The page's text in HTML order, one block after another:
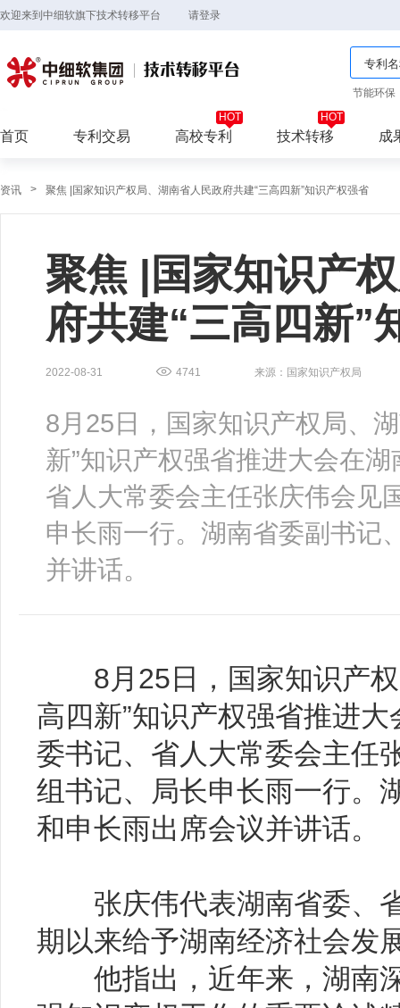
欢迎来到中细软旗下技术转移平台 请登录
节能环保
首页 专利交易 高校专利 技术转移 成
资讯 > 聚焦 |国家知识产权局、湖南省人民政府共建“三高四新”知识产权强省
聚焦 |国家知识产
府共建“三高四新”
2022-08-31 4741 来源：国家知识产权局
8月25日，国家知识产权局、
新”知识产权强省推进大会在
省人大常委会主任张庆伟会见
申长雨一行。湖南省委副书记
并讲话。
8月25日，国家知识产权
高四新”知识产权强省推进
委书记、省人大常委会主任
组书记、局长申长雨一行。
和申长雨出席会议并讲话。
张庆伟代表湖南省委、
期以来给予湖南经济社会发
他指出，近年来，湖南